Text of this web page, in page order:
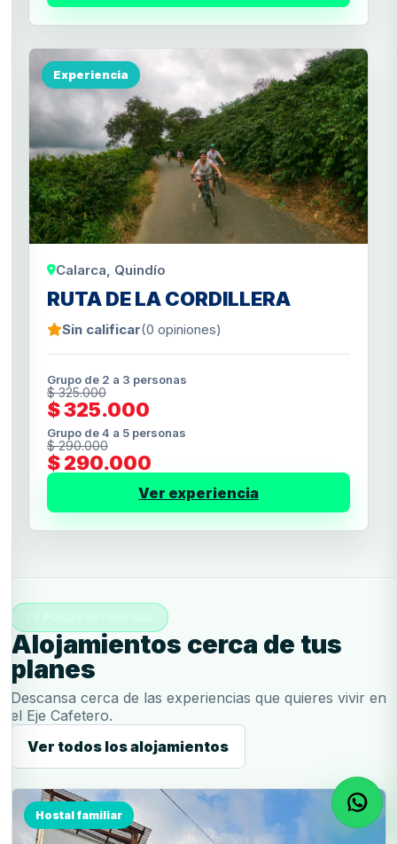
Experiencia
Calarca, Quindío
RUTA DE LA CORDILLERA
Sin calificar(0 opiniones)
Grupo de 2 a 3 personas
$ 325.000
$ 325.000
Grupo de 4 a 5 personas
$ 290.000
$ 290.000
Ver experiencia
Alojamientos cerca de tus
planes
Descansa cerca de las experiencias que quieres vivir en
el Eje Cafetero.
Ver todos los alojamientos
Hostal familiar